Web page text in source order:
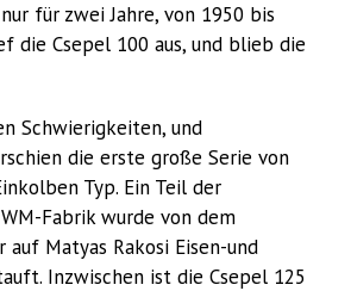
für zwei Jahre, von 1950 bis
die Csepel 100 aus, und blieb die
Schwierigkeiten, und
die erste große Serie von
Typ. Ein Teil der
Fabrik wurde von dem
auf Matyas Rakosi Eisen-und
Inzwischen ist die Csepel 125